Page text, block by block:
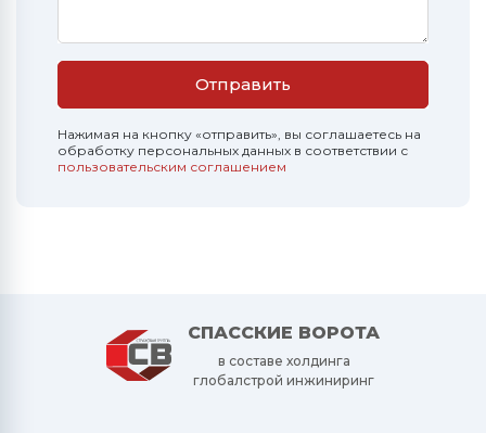
Отправить
Нажимая на кнопку «отправить», вы соглашаетесь на
обработку персональных данных в соответствии с
пользовательским соглашением
СПАССКИЕ ВОРОТА
в составе холдинга
глобалстрой инжиниринг